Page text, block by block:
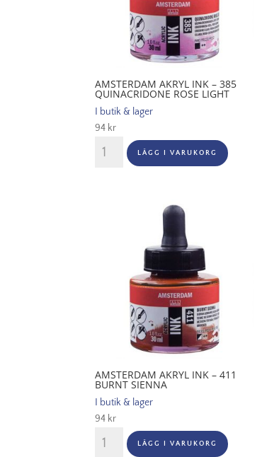
AMSTERDAM AKRYL INK – 385
QUINACRIDONE ROSE LIGHT
I butik & lager
94 kr
Amsterdam
Akryl
LÄGG I VARUKORG
AMSTERDAM AKRYL INK – 411
BURNT SIENNA
I butik & lager
94 kr
Amsterdam
Akryl
LÄGG I VARUKORG